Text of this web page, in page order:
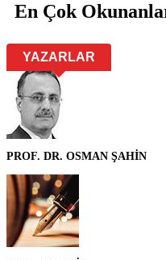
En Çok
YAZARLAR
PROF. DR. OSMAN ŞAHİN